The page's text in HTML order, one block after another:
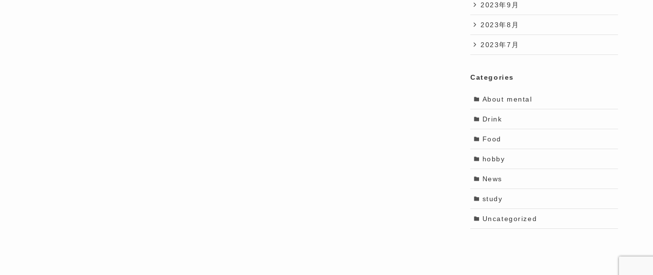
2023年9月
2023年8月
2023年7月
Categories
About mental
Drink
Food
hobby
News
study
Uncategorized